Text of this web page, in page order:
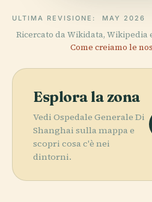
ULTIMA REVISIONE: MAY 2026
Ricercato da Wikidata, Wikipedia
Come creiamo le
Esplora la zona
Vedi Ospedale Generale Di
Shanghai sulla mappa e
scopri cosa c'è nei
dintorni.